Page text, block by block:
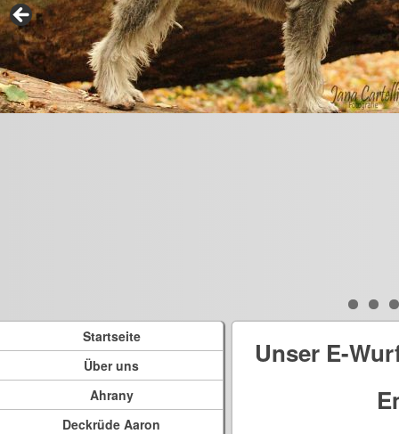
Startseite
Über uns
Ahrany
Deckrüde Aaron
Unser E-